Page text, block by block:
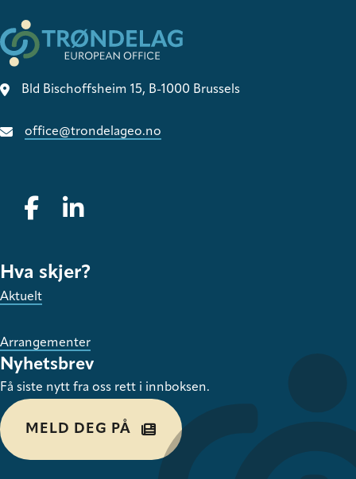
Bld Bischoffsheim 15, B-1000 Brussels
office@trondelageo.no
Gå til vår Facebook
Gå til vår LinkedIn
Hva skjer?
Aktuelt
Arrangementer
Nyhetsbrev
Få siste nytt fra oss rett i innboksen.
MELD DEG PÅ